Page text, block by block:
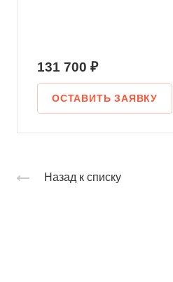
131 700 ₽
ОСТАВИТЬ ЗАЯВКУ
Назад к списку